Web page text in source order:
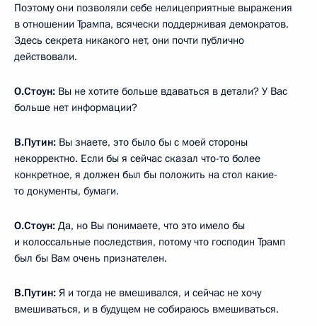
Поэтому они позволяли себе нелицеприятные выражения
в отношении Трампа, всячески поддерживая демократов.
Здесь секрета никакого нет, они почти публично
действовали.
О.Стоун: Вы не хотите больше вдаваться в детали? У Вас
больше нет информации?
В.Путин: Вы знаете, это было бы с моей стороны
некорректно. Если бы я сейчас сказал что-то более
конкретное, я должен был бы положить на стол какие-
то документы, бумаги.
О.Стоун: Да, но Вы понимаете, что это имело бы
и колоссальные последствия, потому что господин Трамп
был бы Вам очень признателен.
В.Путин: Я и тогда не вмешивался, и сейчас не хочу
вмешиваться, и в будущем не собираюсь вмешиваться.